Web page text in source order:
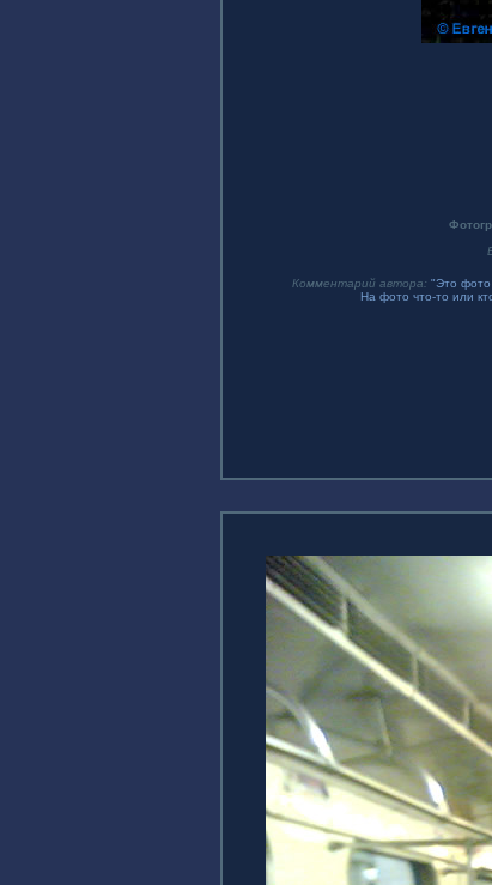
Комментарий автора: "Это фото
На фото что-то или